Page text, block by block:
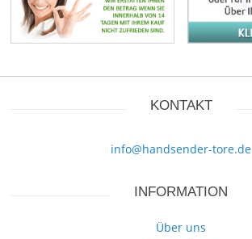
KONTAKT
info@handsender-tore.de
INFORMATION
Über uns